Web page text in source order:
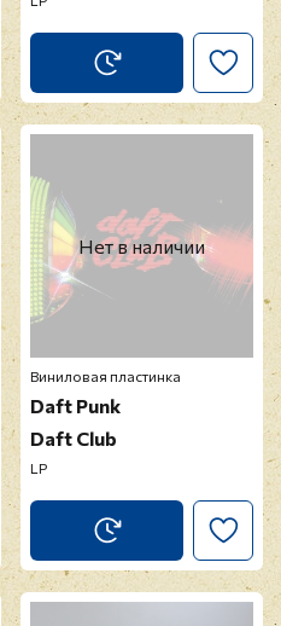
Нет в наличии
Виниловая пластинка
Daft Punk
Daft Club
LP